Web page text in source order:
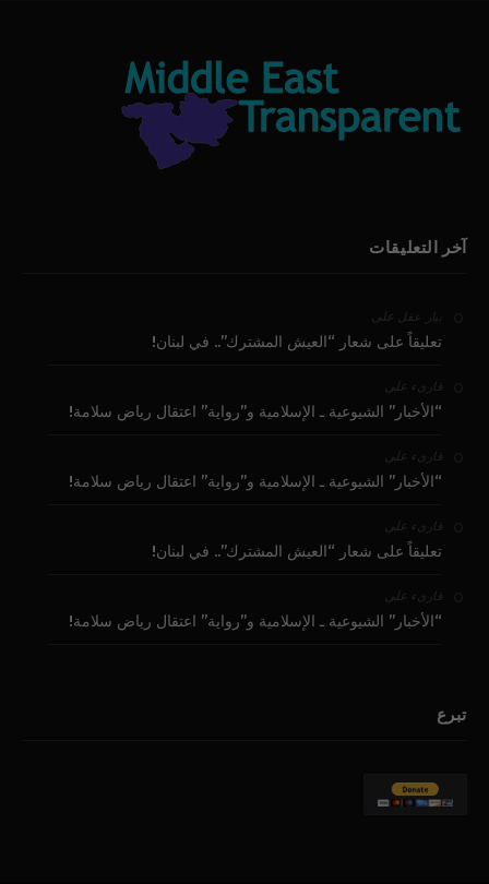
آخر التعليقات
بيار عقل على
تعليقاً على شعار “العيش المشترك”.. في لبنان!
قارىء على
“الأخبار” الشيوعية ـ الإسلامية و”رواية” اعتقال رياض سلامة!
قارىء على
“الأخبار” الشيوعية ـ الإسلامية و”رواية” اعتقال رياض سلامة!
قارىء على
تعليقاً على شعار “العيش المشترك”.. في لبنان!
قارىء على
“الأخبار” الشيوعية ـ الإسلامية و”رواية” اعتقال رياض سلامة!
تبرع